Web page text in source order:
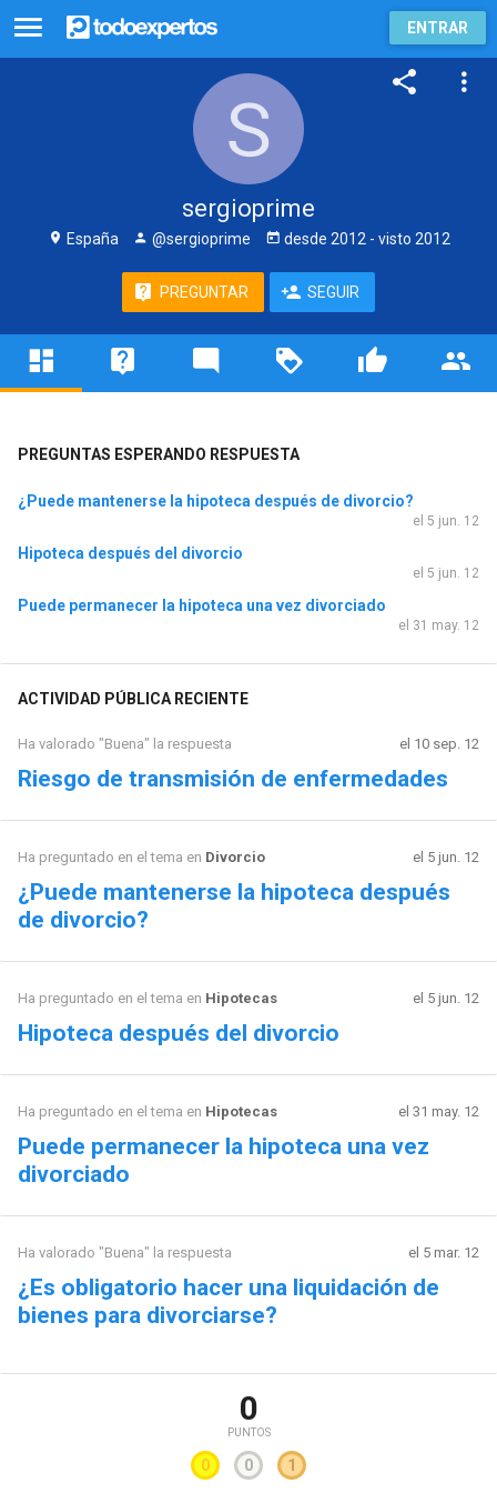
ENTRAR
sergioprime
España @sergioprime desde 2012 - visto 2012
PREGUNTAR SEGUIR
PREGUNTAS ESPERANDO RESPUESTA
¿Puede mantenerse la hipoteca después de divorcio?
el 5 jun. 12
Hipoteca después del divorcio
el 5 jun. 12
Puede permanecer la hipoteca una vez divorciado
el 31 may. 12
ACTIVIDAD PÚBLICA RECIENTE
Ha valorado "Buena" la respuesta el 10 sep. 12
Riesgo de transmisión de enfermedades
Ha preguntado en el tema en Divorcio el 5 jun. 12
¿Puede mantenerse la hipoteca después
de divorcio?
Ha preguntado en el tema en Hipotecas el 5 jun. 12
Hipoteca después del divorcio
Ha preguntado en el tema en Hipotecas el 31 may. 12
Puede permanecer la hipoteca una vez
divorciado
Ha valorado "Buena" la respuesta el 5 mar. 12
¿Es obligatorio hacer una liquidación de
bienes para divorciarse?
0
PUNTOS
0 0 1